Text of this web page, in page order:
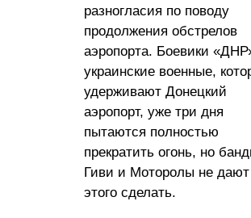
разногласия по поводу
продолжения обстрелов
аэропорта. Боевики
украинские военные,
удерживают Донецкий
аэропорт, уже три дня
пытаются полностью
прекратить огонь, но
Гиви и Моторолы не дают
этого сделать.